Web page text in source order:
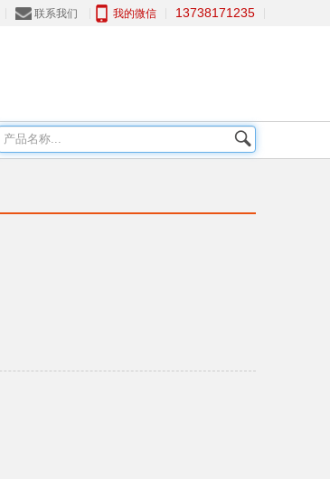
联系我们 我的微信 13738171235